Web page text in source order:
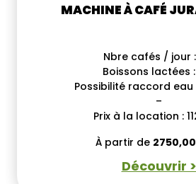
MACHINE À CAFÉ
Nbre cafés / jour :
Boissons lactées
Possibilité raccord
–
Prix à la location :
À partir de 2750,00
Découvrir >